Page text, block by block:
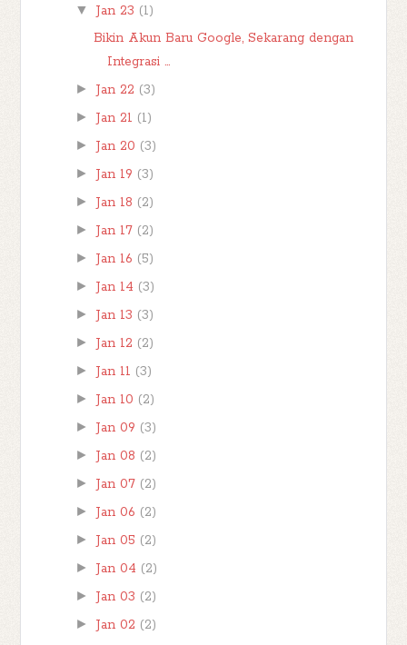
▼ Jan 23 (1)
Bikin Akun Baru Google, Sekarang dengan
Integrasi ...
► Jan 22 (3)
► Jan 21 (1)
► Jan 20 (3)
► Jan 19 (3)
► Jan 18 (2)
► Jan 17 (2)
► Jan 16 (5)
► Jan 14 (3)
► Jan 13 (3)
► Jan 12 (2)
► Jan 11 (3)
► Jan 10 (2)
► Jan 09 (3)
► Jan 08 (2)
► Jan 07 (2)
► Jan 06 (2)
► Jan 05 (2)
► Jan 04 (2)
► Jan 03 (2)
► Jan 02 (2)